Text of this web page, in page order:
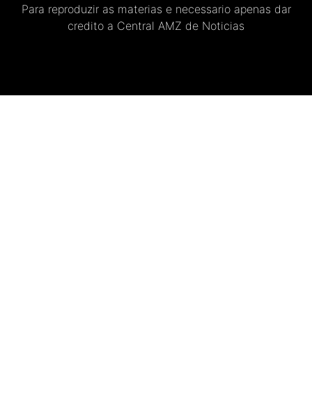
Para reproduzir as materias e necessario apenas dar
credito a Central AMZ de Noticias